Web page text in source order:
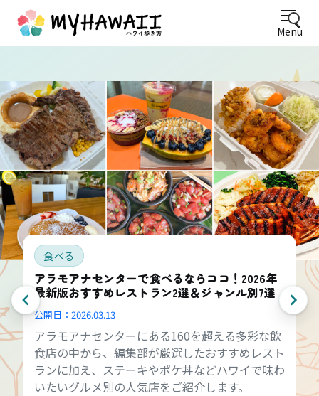
Menu
食べる
アラモアナセンターで食べるならココ！2026年
最新版おすすめレストラン2選＆ジャンル別7選
公開日： 2026.03.13
アラモアナセンターにある160を超える多彩な飲
食店の中から、編集部が厳選したおすすめレスト
ランに加え、ステーキやポケ丼などハワイで味わ
いたいグルメ別の人気店をご紹介します。